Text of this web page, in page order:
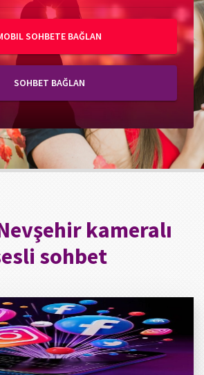
SOHBETE BAĞLAN
SOHBET BAĞLAN
kameralı
sohbet